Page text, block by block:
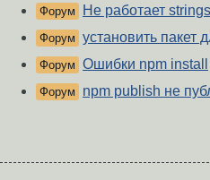
Форум Не работает
Форум установить пакет
Форум Ошибки npm install
Форум npm publish не